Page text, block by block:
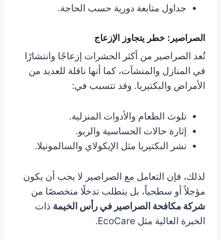
جداول متابعة دورية حسب الحاجة.
الصراصير: خطر يتجاوز الإزعاج
تُعد الصراصير من أكثر الحشرات إزعاجًا وانتشارًا
في المنازل والمنشآت، كما أنها ناقلة للعديد من
الأمراض والبكتيريا. وقد تتسبب في:
تلوث الطعام والأدوات المنزلية.
إثارة حالات الحساسية والربو.
نشر البكتيريا مثل الإيكولاي والسالمونيلا.
لذلك، فإن التعامل مع الصراصير لا يجب أن يكون
مؤجلاً أو سطحياً، بل يتطلب تدخلًا متخصصًا من
شركة مكافحة الصراصير في رأس الخيمة ذات
الخبرة العالية مثل EcoCare.